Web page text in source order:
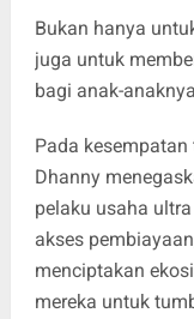
Bukan hanya
juga untuk
bagi anak-
Pada kesempatan
Dhanny
pelaku usaha
akses
menciptakan
mereka untuk